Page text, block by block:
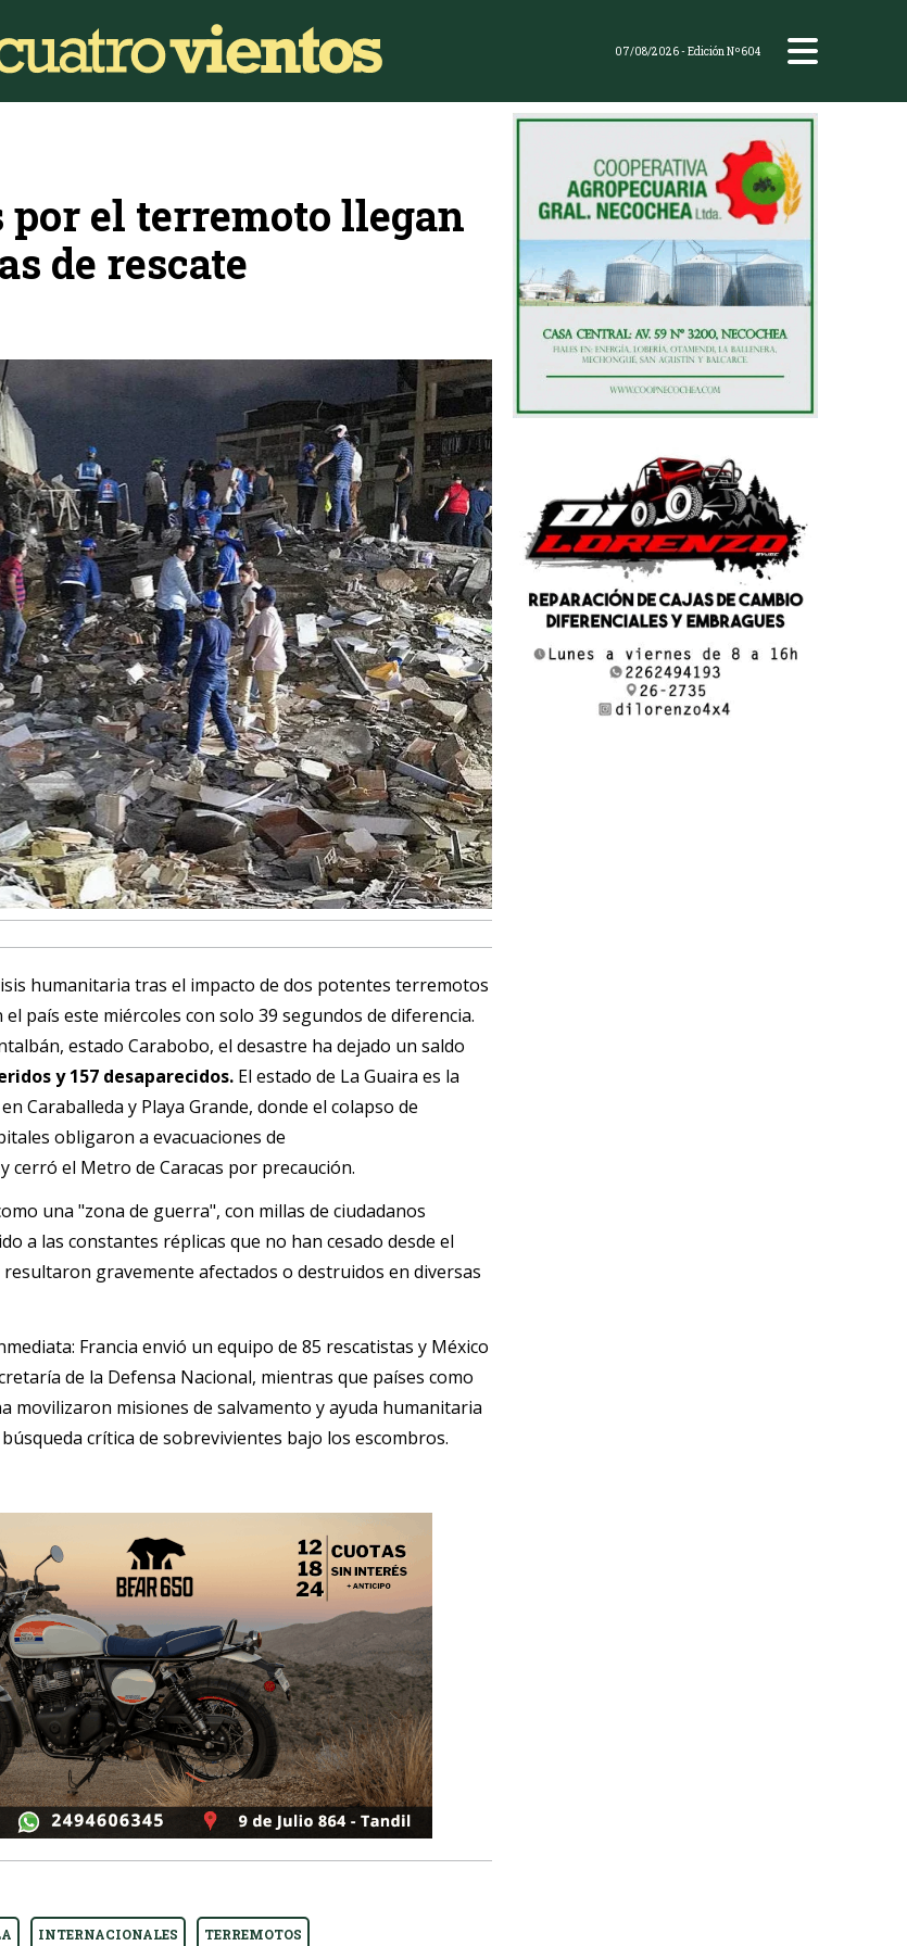
07/08/2026- Edición Nº604
por el terremoto llegan
de rescate
humanitaria tras el impacto de dos potentes terremotos
estado Carabobo, el desastre ha dejado un saldo
y 157 desaparecidos. El estado de La Guaira es la
Caraballeda y Playa Grande, donde el colapso de
obligaron a evacuaciones de
cerró el Metro de Caracas por precaución.
una "zona de guerra", con millas de ciudadanos
a las constantes réplicas que no han cesado desde el
gravemente afectados o destruidos en diversas
Francia envió un equipo de 85 rescatistas y México
de la Defensa Nacional, mientras que países como
movilizaron misiones de salvamento y ayuda humanitaria
crítica de sobrevivientes bajo los escombros.
INTERNACIONALES TERREMOTOS